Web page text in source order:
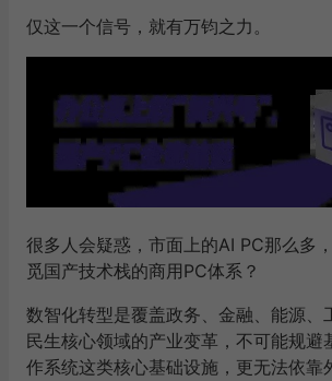
仅这一个信号，就有万钧之力。
很多人会疑惑，市面上的AI PC那么多
觅国产技术栈的商用PC体系？
数智化转型是覆盖政务、金融、能源、
民生核心领域的产业变革，不可能规避
作系统这类核心基础设施，更无法依靠